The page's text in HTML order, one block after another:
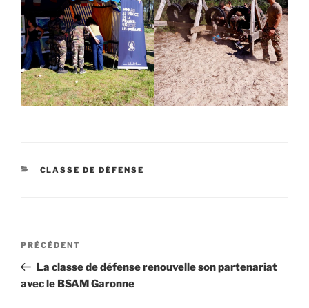
CATÉGORIES
CLASSE DE DÉFENSE
Navigation
l’article
Article
précédent
PRÉCÉDENT
La classe de défense renouvelle son partenariat
avec le BSAM Garonne